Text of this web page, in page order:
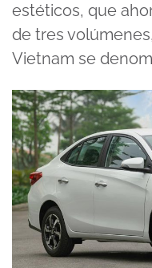
estéticos, que
de tres
Vietnam se